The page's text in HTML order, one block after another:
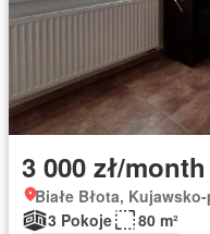
3 000 zł/month
Białe Błota,
3 Pokoje
80 m²